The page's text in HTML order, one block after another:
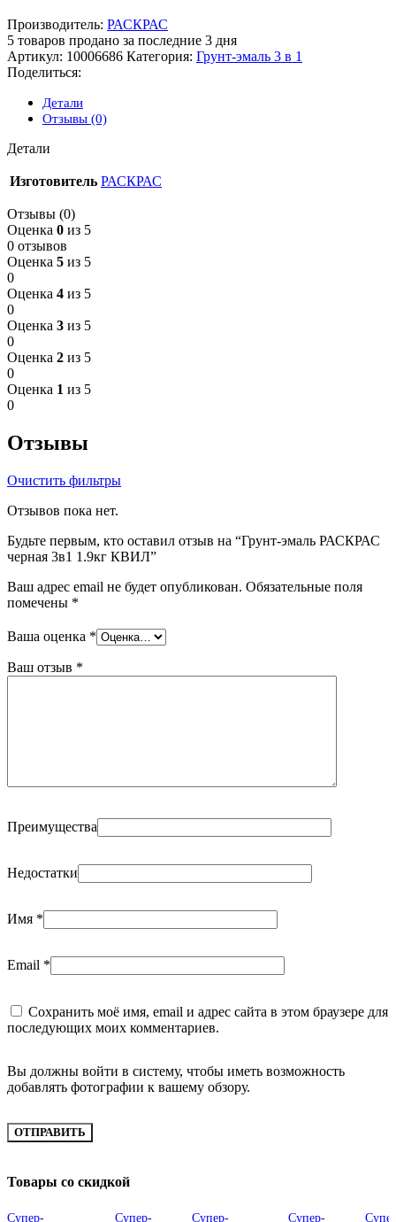
Производитель: РАСКРАС
5 товаров продано за последние 3 дня
Артикул: 10006686 Категория: Грунт-эмаль 3 в 1
Поделиться:
Детали
Отзывы (0)
Детали
Изготовитель РАСКРАС
Отзывы (0)
Оценка 0 из 5
0 отзывов
Оценка 5 из 5
0
Оценка 4 из 5
0
Оценка 3 из 5
0
Оценка 2 из 5
0
Оценка 1 из 5
0
Отзывы
Очистить фильтры
Отзывов пока нет.
Будьте первым, кто оставил отзыв на “Грунт-эмаль РАСКРАС
черная 3в1 1.9кг КВИЛ”
Ваш адрес email не будет опубликован. Обязательные поля
помечены *
Ваша оценка *
Ваш отзыв *
Преимущества
Недостатки
Имя *
Email *
Сохранить моё имя, email и адрес сайта в этом браузере для
последующих моих комментариев.
Вы должны войти в систему, чтобы иметь возможность
добавлять фотографии к вашему обзору.
Товары со скидкой
Супер-
Супер-
Супер-
Супер-